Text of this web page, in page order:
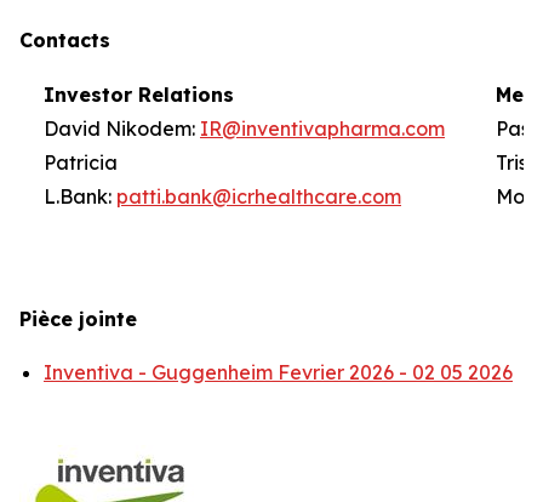
Contacts
Investor Relations
David Nikodem: IR@inventivapharma.com
Patricia
L.Bank: patti.bank@icrhealthcare.com
Pièce jointe
Inventiva - Guggenheim Fevrier 2026 - 02 05 2026